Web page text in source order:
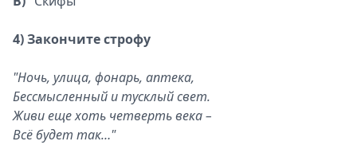
4) Закончите строфу
"Ночь, улица, фонарь, аптека,
Бессмысленный и тусклый свет.
Живи еще хоть четверть века –
Всё будет так…"